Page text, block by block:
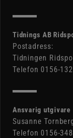
Tidnings AB
Postadress:
Tidningen
Telefon 0156-
Ansvarig utgivare
Susanne
Telefon 0156-